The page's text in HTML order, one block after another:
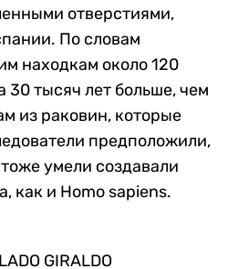
отверстиями,
По словам
находкам около 120
30 тысяч лет больше, чем
из раковин, которые
предположили,
умели создавали
как и Homo sapiens.
GIRALDO